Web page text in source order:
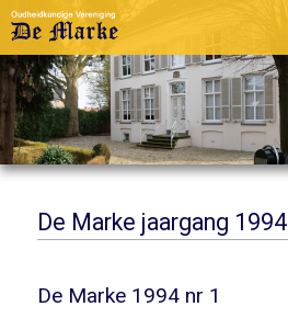
De Marke jaargang 1994
De Marke 1994 nr 1